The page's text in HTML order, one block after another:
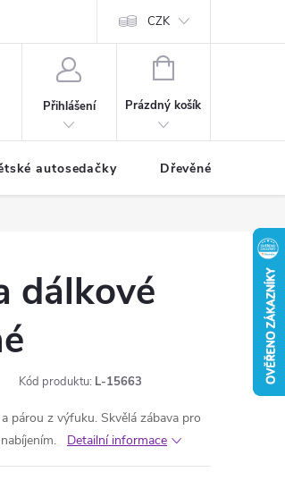
CZK
Přihlášení
NÁKUPNÍ
Prázdný košík
autosedačky Dřevěné hračky
dálkové
Kód produktu: L-15663
párou z výfuku. Skvělá zábava pro
Detailní informace